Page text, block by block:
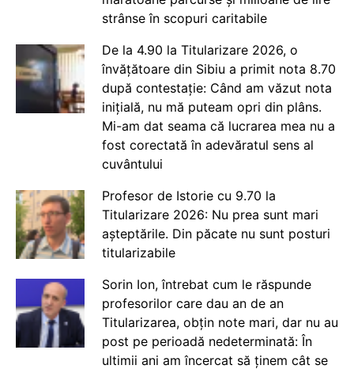
strânse în scopuri caritabile
De la 4.90 la Titularizare 2026, o
învățătoare din Sibiu a primit nota 8.70
după contestație: Când am văzut nota
inițială, nu mă puteam opri din plâns.
Mi-am dat seama că lucrarea mea nu a
fost corectată în adevăratul sens al
cuvântului
Profesor de Istorie cu 9.70 la
Titularizare 2026: Nu prea sunt mari
așteptările. Din păcate nu sunt posturi
titularizabile
Sorin Ion, întrebat cum le răspunde
profesorilor care dau an de an
Titularizarea, obțin note mari, dar nu au
post pe perioadă nedeterminată: În
ultimii ani am încercat să ținem cât se